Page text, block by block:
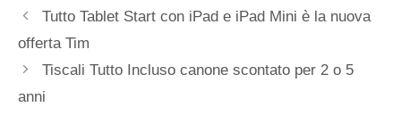
Tutto Tablet Start con iPad e iPad Mini è la nuova
offerta Tim
Tiscali Tutto Incluso canone scontato per 2 o 5
anni